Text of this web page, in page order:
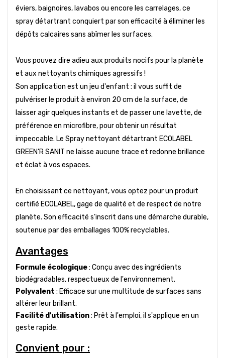
éviers, baignoires, lavabos ou encore les carrelages, ce
spray détartrant conquiert par son efficacité à éliminer les
dépôts calcaires sans abîmer les surfaces.
Vous pouvez dire adieu aux produits nocifs pour la planète
et aux nettoyants chimiques agressifs !
Son application est un jeu d'enfant : il vous suffit de
pulvériser le produit à environ 20 cm de la surface, de
laisser agir quelques instants et de passer une lavette, de
préférence en microfibre, pour obtenir un résultat
impeccable. Le Spray nettoyant détartrant ECOLABEL
GREEN'R SANIT ne laisse aucune trace et redonne brillance
et éclat à vos espaces.
En choisissant ce nettoyant, vous optez pour un produit
certifié ECOLABEL, gage de qualité et de respect de notre
planète. Son efficacité s’inscrit dans une démarche durable,
soutenue par des emballages 100% recyclables.
Avantages
Formule écologique: Conçu avec des ingrédients
biodégradables, respectueux de l'environnement.
Polyvalent : Efficace sur une multitude de surfaces sans
altérer leur brillant.
Facilité d'utilisation: Prêt à l'emploi, il s'applique en un
geste rapide.
Convient pour :